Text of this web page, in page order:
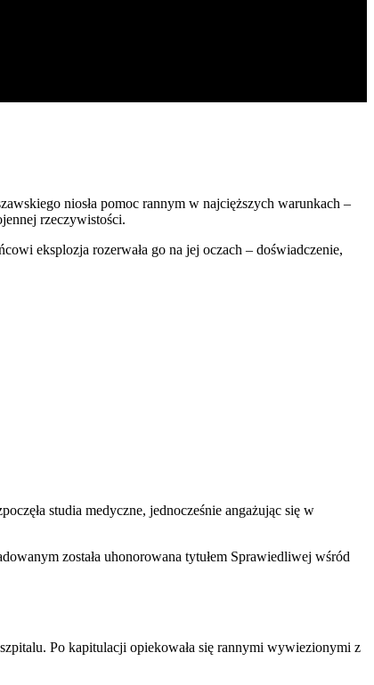
niosła pomoc rannym w najcięższych warunkach –
rzeczywistości.
eksplozja rozerwała go na jej oczach – doświadczenie,
studia medyczne, jednocześnie angażując się w
została uhonorowana tytułem Sprawiedliwej wśród
Po kapitulacji opiekowała się rannymi wywiezionymi z